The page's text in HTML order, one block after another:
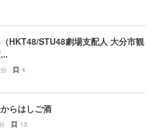
HKT48/STU48劇場支配人 大分市観
4
らはしご酒
13